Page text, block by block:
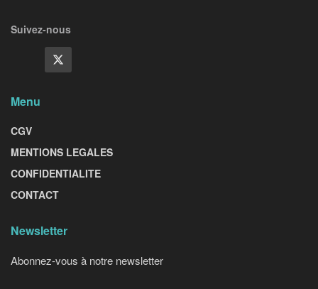
Suivez-nous
Menu
CGV
MENTIONS LEGALES
CONFIDENTIALITE
CONTACT
Newsletter
Abonnez-vous à notre newsletter